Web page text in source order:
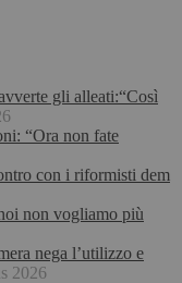
gli alleati:“Così
“Ora non fate
con i riformisti dem
non vogliamo più
nega l’utilizzo e
2026